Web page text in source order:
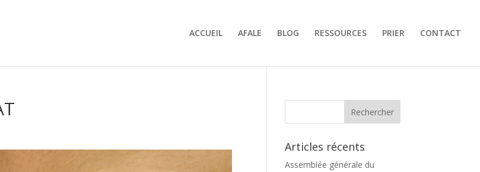
ACCUEIL AFALE BLOG RESSOURCES PRIER CONTACT
Articles récents
Assemblée générale du